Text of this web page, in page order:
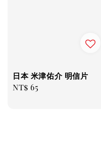
日本 米津佑介 明信片
Regular
NT$ 65